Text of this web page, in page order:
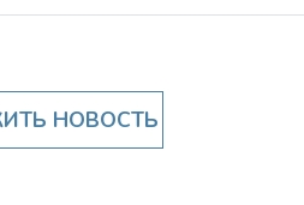
НОВОСТЬ